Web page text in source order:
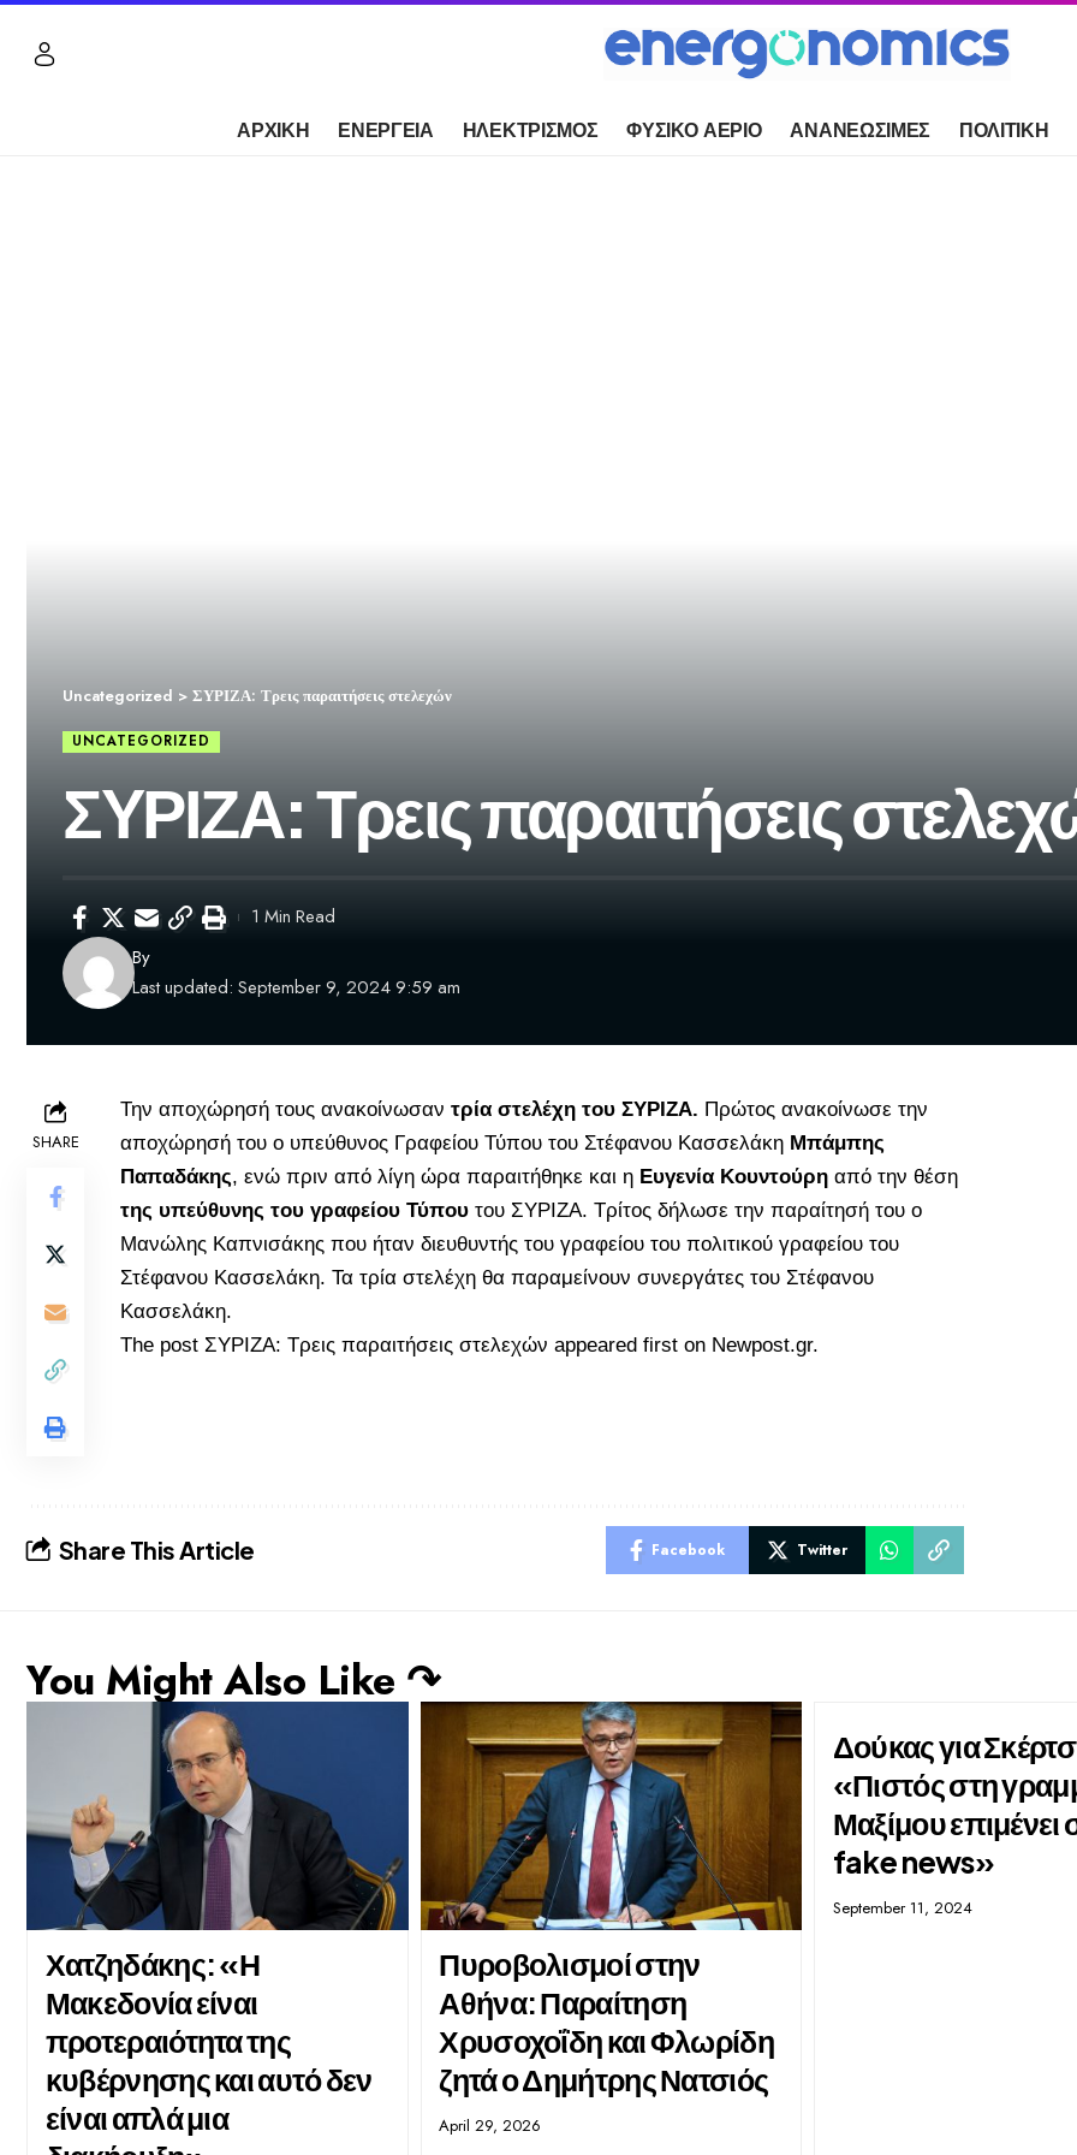
ΑΡΧΙΚΗ ΕΝΕΡΓΕΙΑ ΗΛΕΚΤΡΙΣΜΟΣ ΦΥΣΙΚΟ ΑΕΡΙΟ ΑΝΑΝΕΩΣΙΜΕΣ ΠΟΛΙΤΙΚΗ
Uncategorized > ΣΥΡΙΖΑ: Τρεις παραιτήσεις στελεχών
UNCATEGORIZED
ΣΥΡΙΖΑ: Τρεις παραιτήσεις
Last updated: September 9, 2024 9:59 am
By
1 Min Read
SHARE
Την αποχώρησή τους ανακοίνωσαν τρία στελέχη του ΣΥΡΙΖΑ. Πρώτος ανακοίνωσε την
αποχώρησή του ο υπεύθυνος Γραφείου Τύπου του Στέφανου Κασσελάκη Μπάμπης
Παπαδάκης, ενώ πριν από λίγη ώρα παραιτήθηκε και η Ευγενία Κουντούρη από την θέση
της υπεύθυνης του γραφείου Τύπου του ΣΥΡΙΖΑ. Τρίτος δήλωσε την παραίτησή του ο
Μανώλης Καπνισάκης που ήταν διευθυντής του γραφείου του πολιτικού γραφείου του
Στέφανου Κασσελάκη. Τα τρία στελέχη θα παραμείνουν συνεργάτες του Στέφανου
Κασσελάκη.
The post ΣΥΡΙΖΑ: Τρεις παραιτήσεις στελεχών appeared first on Newpost.gr.
Share This Article Facebook Twitter
You Might Also Like ↷
Χατζηδάκης: «Η
Μακεδονία είναι
προτεραιότητα της
κυβέρνησης και αυτό δεν
είναι απλά μια
Πυροβολισμοί στην
Αθήνα: Παραίτηση
Χρυσοχοΐδη και Φλωρίδη
ζητά ο Δημήτρης Νατσιός
April 29, 2026
Δούκας για
«Πιστός στη
Μαξίμου επιμένει
fake news»
September 11, 2024